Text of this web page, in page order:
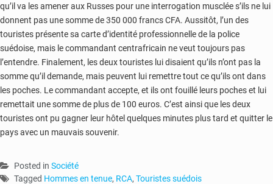
qu’il va les amener aux Russes pour une interrogation musclée s’ils ne lui
donnent pas une somme de 350 000 francs CFA. Aussitôt, l’un des
touristes présente sa carte d’identité professionnelle de la police
suédoise, mais le commandant centrafricain ne veut toujours pas
l’entendre. Finalement, les deux touristes lui disaient qu’ils n’ont pas la
somme qu’il demande, mais peuvent lui remettre tout ce qu’ils ont dans
les poches. Le commandant accepte, et ils ont fouillé leurs poches et lui
remettait une somme de plus de 100 euros. C’est ainsi que les deux
touristes ont pu gagner leur hôtel quelques minutes plus tard et quitter le
pays avec un mauvais souvenir.
Posted in Société
Tagged Hommes en tenue, RCA, Touristes suédois